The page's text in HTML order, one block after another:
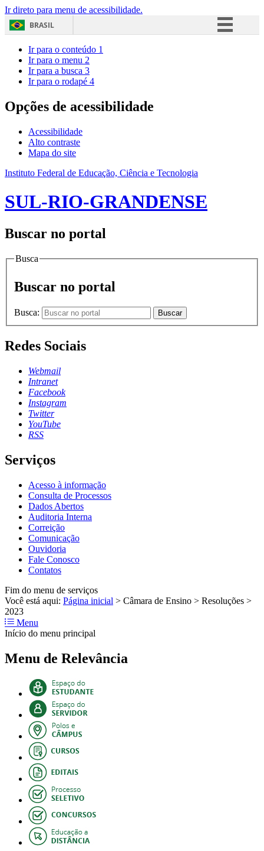
Ir direto para menu de acessibilidade.
BRASIL
Acesso à informação
Ir para o conteúdo 1
Ir para o menu 2
Ir para a busca 3
Ir para o rodapé 4
Opções de acessibilidade
Acessibilidade
Alto contraste
Mapa do site
Instituto Federal de Educação, Ciência e Tecnologia
SUL-RIO-GRANDENSE
Buscar no portal
Busca
Buscar no portal
Busca: Buscar
Redes Sociais
Webmail
Intranet
Facebook
Instagram
Twitter
YouTube
RSS
Serviços
Acesso à informação
Consulta de Processos
Dados Abertos
Auditoria Interna
Correição
Comunicação
Ouvidoria
Fale Conosco
Contatos
Fim do menu de serviços
Você está aqui: Página inicial > Câmara de Ensino > Resoluções >
2023
Menu
Início do menu principal
Menu de Relevância